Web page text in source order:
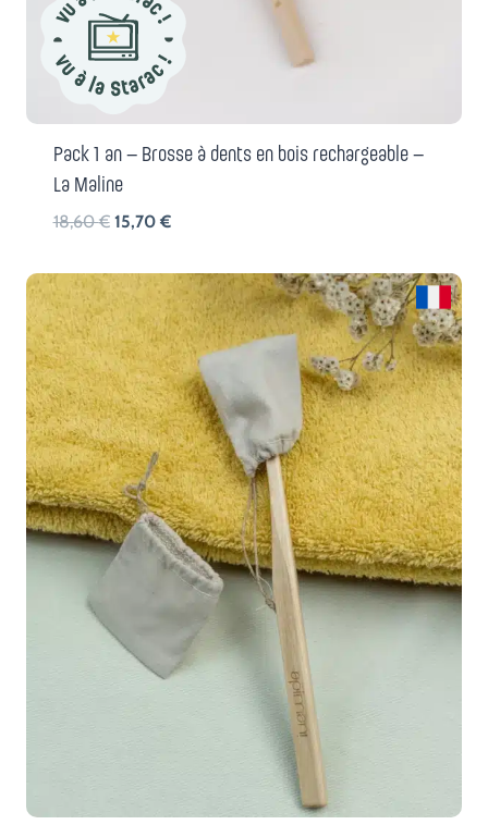
Pack 1 an – Brosse à dents en bois rechargeable –
La Maline
18,60€ Le
initial
était :
18,60 €.
15,70 €Le
actuel
est :
15,70 €.